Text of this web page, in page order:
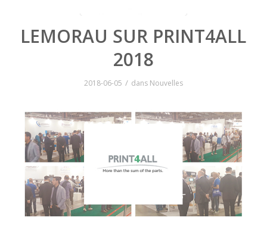
LEMORAU SUR PRINT4ALL
2018
2018-06-05 / dans Nouvelles